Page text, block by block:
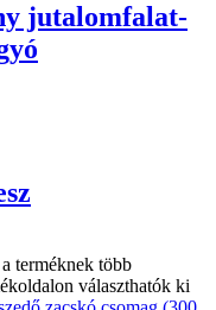
jutalomfalat-
terméknek több
választhatók ki